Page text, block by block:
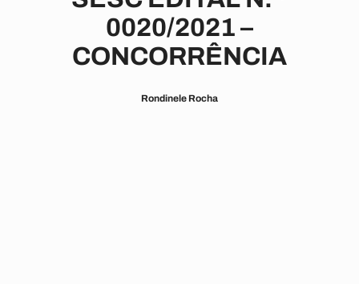
0020/2021 –
CONCORRÊNCIA
Rondinele Rocha